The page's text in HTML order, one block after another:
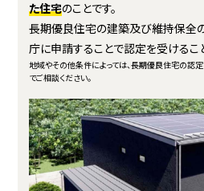
た住宅のことです。
長期優良住宅の建築及び維持保全
庁に申請することで認定を受けるこ
地域やその他条件によっては、長期優良住宅の認
でご相談ください。